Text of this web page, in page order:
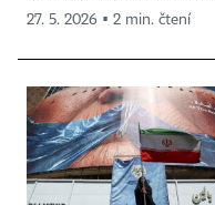
27. 5. 2026 ▪ 2 min. čtení